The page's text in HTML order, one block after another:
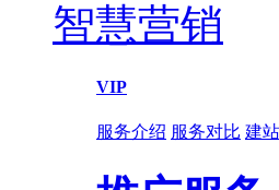
智慧营销
VIP
服务介绍 服务对比 建